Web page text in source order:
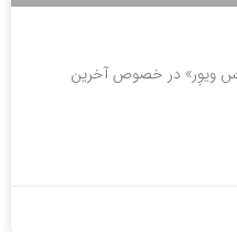
ویوِر» در خصوص آخرین